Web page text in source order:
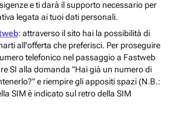
e ti darà il supporto necessario per
legata ai tuoi dati personali.
: attraverso il sito hai la possibilità di
all'offerta che preferisci. Per proseguire
telefonico nel passaggio a Fastweb
SI alla domanda "Hai già un numero di
e riempire gli appositi spazi (N.B.:
SIM è indicato sul retro della SIM